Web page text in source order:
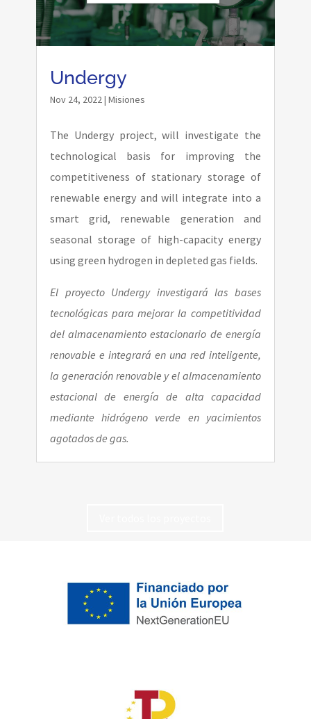
Undergy
Nov 24, 2022| Misiones
The Undergy project, will investigate the
technological basis for improving the
competitiveness of stationary storage of
renewable energy and will integrate into a
smart grid, renewable generation and
seasonal storage of high-capacity energy
using green hydrogen in depleted gas fields.
El proyecto Undergy investigará las bases
tecnológicas para mejorar la competitividad
del almacenamiento estacionario de energía
renovable e integrará en una red inteligente,
la generación renovable y el almacenamiento
estacional de energía de alta capacidad
mediante hidrógeno verde en yacimientos
agotados de gas.